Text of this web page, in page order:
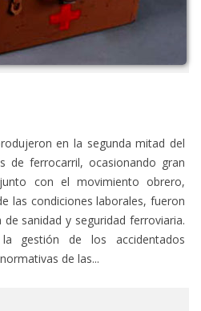
en la segunda mitad del
de ferrocarril, ocasionando gran
con el movimiento obrero,
las condiciones laborales, fueron
sanidad y seguridad ferroviaria.
gestión de los accidentados
de las...